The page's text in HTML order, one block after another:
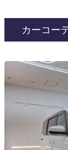
カーコー